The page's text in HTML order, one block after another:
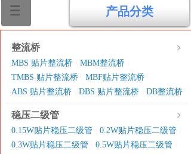
产品分类
整流桥
MBS 贴片整流桥 MBM整流桥
TMBS 贴片整流桥 MBF贴片整流桥
ABS 贴片整流桥 DBS 贴片整流桥 DB整流桥
稳压二级管
0.15W贴片稳压二级管 0.2W贴片稳压二级管
0.3W贴片稳压二级管 0.5W贴片稳压二级管